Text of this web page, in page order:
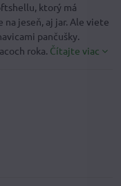
ktorý má
jeseň, aj jar. Ale viete
pančušky.
roka. Čítajte viac